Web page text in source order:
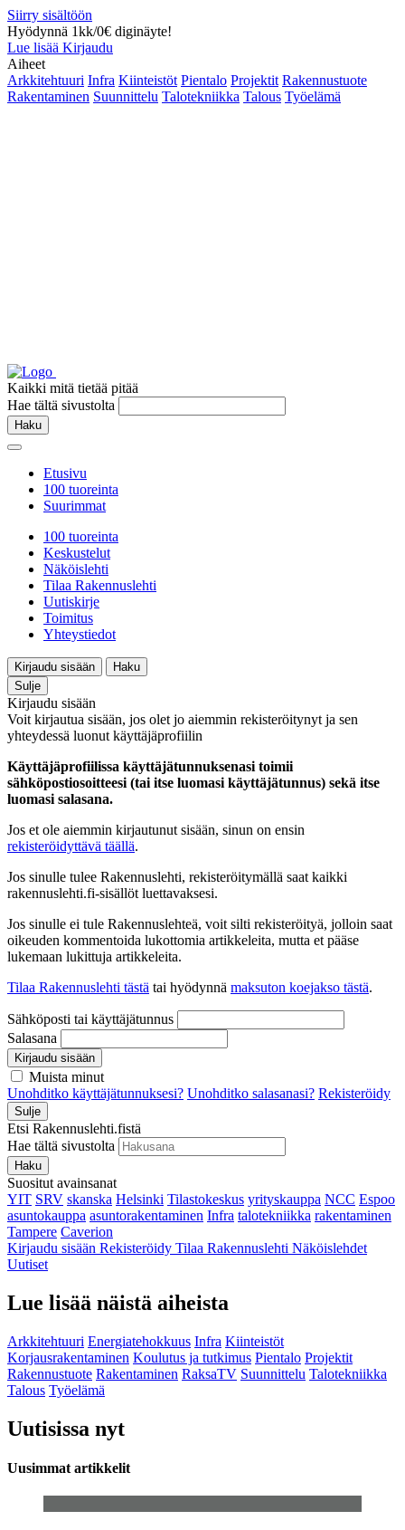
Siirry sisältöön
Hyödynnä 1kk/0€ diginäyte!
Lue lisää Kirjaudu
Aiheet
Arkkitehtuuri Infra Kiinteistöt Pientalo Projektit Rakennustuote
Rakentaminen Suunnittelu Talotekniikka Talous Työelämä
Kaikki mitä tietää pitää
Hae tältä sivustolta
Haku
Etusivu
100 tuoreinta
Suurimmat
100 tuoreinta
Keskustelut
Näköislehti
Tilaa Rakennuslehti
Uutiskirje
Toimitus
Yhteystiedot
Kirjaudu sisään
Haku
Sulje
Kirjaudu sisään
Voit kirjautua sisään, jos olet jo aiemmin rekisteröitynyt ja sen
yhteydessä luonut käyttäjäprofiilin
Käyttäjäprofiilissa käyttäjätunnuksenasi toimii
sähköpostiosoitteesi (tai itse luomasi käyttäjätunnus) sekä itse
luomasi salasana.
Jos et ole aiemmin kirjautunut sisään, sinun on ensin
rekisteröidyttävä täällä.
Jos sinulle tulee Rakennuslehti, rekisteröitymällä saat kaikki
rakennuslehti.fi-sisällöt luettavaksesi.
Jos sinulle ei tule Rakennuslehteä, voit silti rekisteröityä, jolloin saat
oikeuden kommentoida lukottomia artikkeleita, mutta et pääse
lukemaan lukittuja artikkeleita.
Tilaa Rakennuslehti tästä tai hyödynnä maksuton koejakso tästä.
Sähköposti tai käyttäjätunnus
Salasana
Kirjaudu sisään
Muista minut
Unohditko käyttäjätunnuksesi? Unohditko salasanasi? Rekisteröidy
Sulje
Etsi Rakennuslehti.fistä
Hae tältä sivustolta
Haku
Suositut avainsanat
YIT SRV skanska Helsinki Tilastokeskus yrityskauppa NCC Espoo
asuntokauppa asuntorakentaminen Infra talotekniikka rakentaminen
Tampere Caverion
Kirjaudu sisään Rekisteröidy Tilaa Rakennuslehti Näköislehdet
Uutiset
Lue lisää näistä aiheista
Arkkitehtuuri Energiatehokkuus Infra Kiinteistöt
Korjausrakentaminen Koulutus ja tutkimus Pientalo Projektit
Rakennustuote Rakentaminen RaksaTV Suunnittelu Talotekniikka
Talous Työelämä
Uutisissa nyt
Uusimmat artikkelit